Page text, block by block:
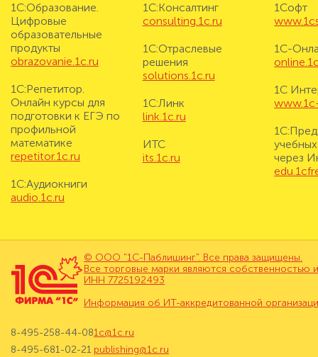
1С:Образование.
Цифровые
образовательные
продукты
obrazovanie.1c.ru
1С:Репетитор.
Онлайн курсы для
подготовки к ЕГЭ по
профильной
математике
repetitor.1c.ru
1С:Аудиокниги
audio.1c.ru
1С:Консалтинг
consulting.1c.ru
1С:Отраслевые
решения
solutions.1c.ru
1С:Линк
link.1c.ru
ИТС
its.1c.ru
1Софт
1С-
1С
через
© ООО "1С-Паблишинг". Все права защищены.
Все торговые марки являются собственностью
ИНН 7725192493
Информация об ИТ-аккредитованной
8-495-258-44-08
8-495-681-02-21
1c@1c.ru
publishing@1c.ru